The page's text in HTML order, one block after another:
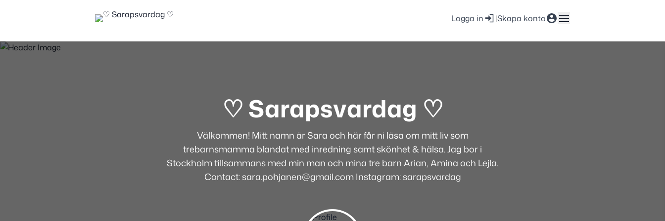
Logga in |Skapa konto
♡ Sarapsvardag ♡
Välkommen! Mitt namn är Sara och här får ni läsa om mitt liv som
trebarnsmamma blandat med inredning samt skönhet & hälsa. Jag bor i
Stockholm tillsammans med min man och mina tre barn Arian, Amina och Lejla.
Contact: sara.pohjanen@gmail.com Instagram: sarapsvardag